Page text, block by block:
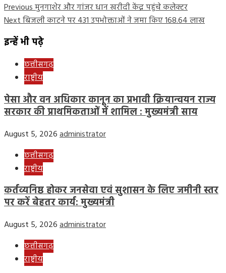
Previousमुनगाशेर और गांजर धान खरीदी केंद्र पहुंचे कलेक्टर
Nextबिजली काटने पर 431 उपभोक्ताओं ने जमा किए 168.64 लाख
इन्हें भी पढ़े
छत्तीसगढ़
राष्ट्रीय
पेसा और वन अधिकार कानून का प्रभावी क्रियान्वयन राज्य
सरकार की प्राथमिकताओं में शामिल : मुख्यमंत्री साय
August 5, 2026administrator
छत्तीसगढ़
राष्ट्रीय
कर्तव्यनिष्ठ होकर जनसेवा एवं सुशासन के लिए जमीनी स्तर
पर करें बेहतर कार्य: मुख्यमंत्री
August 5, 2026administrator
छत्तीसगढ़
राष्ट्रीय